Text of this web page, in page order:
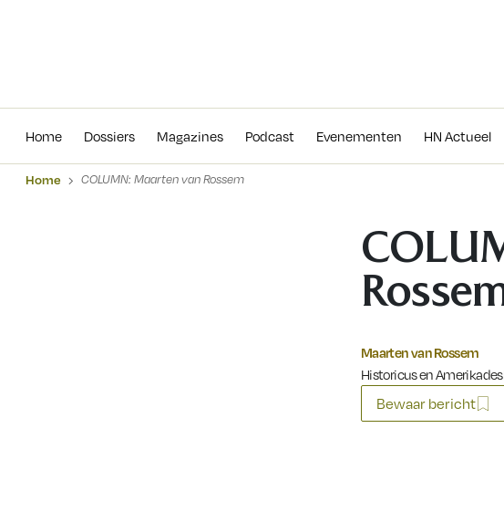
Home Dossiers Magazines Podcast Evenementen HN Actueel
Home COLUMN: Maarten van Rossem
Maarten van Rossem
Historicus en
Bewaar bericht